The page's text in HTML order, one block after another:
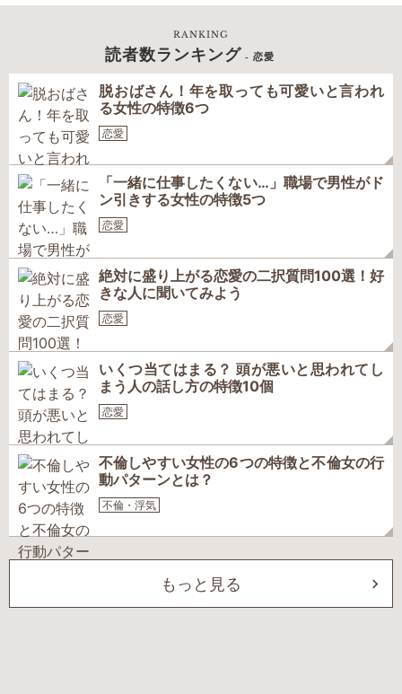
RANKING
読者数ランキング - 恋愛
脱おばさん！年を取っても可愛いと言われ
る女性の特徴6つ
恋愛
「一緒に仕事したくない…」職場で男性がド
ン引きする女性の特徴5つ
恋愛
絶対に盛り上がる恋愛の二択質問100選！好
きな人に聞いてみよう
恋愛
いくつ当てはまる？ 頭が悪いと思われてし
まう人の話し方の特徴10個
恋愛
不倫しやすい女性の6つの特徴と不倫女の行
動パターンとは？
不倫・浮気
もっと見る